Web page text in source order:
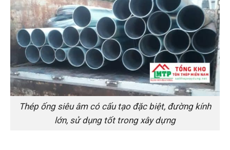
Thép ống siêu âm có cấu tạo đặc biệt, đường kính
lớn, sử dụng tốt trong xây dựng